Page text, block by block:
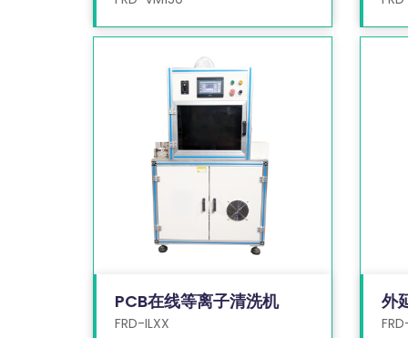
PCB在线等离子清洗机
FRD-ILXX
外